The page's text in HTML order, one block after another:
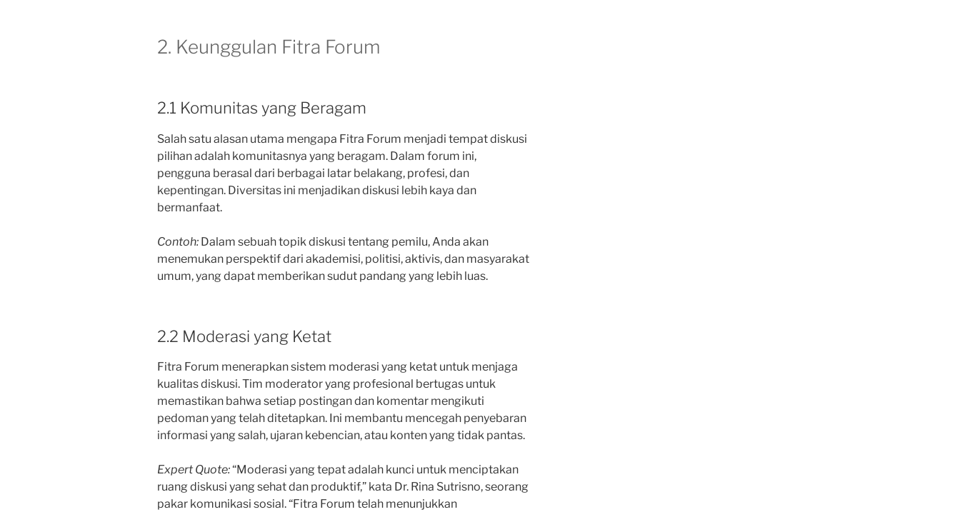
2. Keunggulan Fitra Forum
2.1 Komunitas yang Beragam
Salah satu alasan utama mengapa Fitra Forum menjadi tempat diskusi
pilihan adalah komunitasnya yang beragam. Dalam forum ini,
pengguna berasal dari berbagai latar belakang, profesi, dan
kepentingan. Diversitas ini menjadikan diskusi lebih kaya dan
bermanfaat.
Contoh: Dalam sebuah topik diskusi tentang pemilu, Anda akan
menemukan perspektif dari akademisi, politisi, aktivis, dan masyarakat
umum, yang dapat memberikan sudut pandang yang lebih luas.
2.2 Moderasi yang Ketat
Fitra Forum menerapkan sistem moderasi yang ketat untuk menjaga
kualitas diskusi. Tim moderator yang profesional bertugas untuk
memastikan bahwa setiap postingan dan komentar mengikuti
pedoman yang telah ditetapkan. Ini membantu mencegah penyebaran
informasi yang salah, ujaran kebencian, atau konten yang tidak pantas.
Expert Quote:“Moderasi yang tepat adalah kunci untuk menciptakan
ruang diskusi yang sehat dan produktif,” kata Dr. Rina Sutrisno, seorang
pakar komunikasi sosial. “Fitra Forum telah menunjukkan